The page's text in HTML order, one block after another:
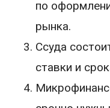
по
рынка.
Ссуда
ставки и